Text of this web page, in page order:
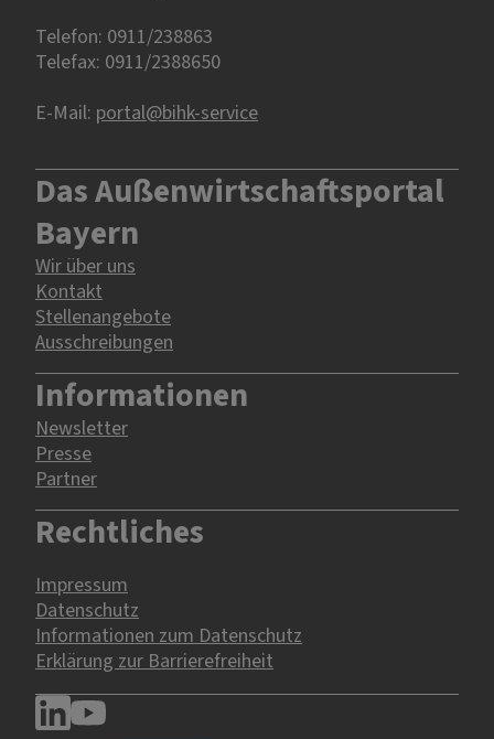
Telefon: 0911/238863
Telefax: 0911/2388650
E-Mail: portal@bihk-service
Das Außenwirtschaftsportal
Bayern
Wir über uns
Kontakt
Stellenangebote
Ausschreibungen
Informationen
Newsletter
Presse
Partner
Rechtliches
Impressum
Datenschutz
Informationen zum Datenschutz
Erklärung zur Barrierefreiheit